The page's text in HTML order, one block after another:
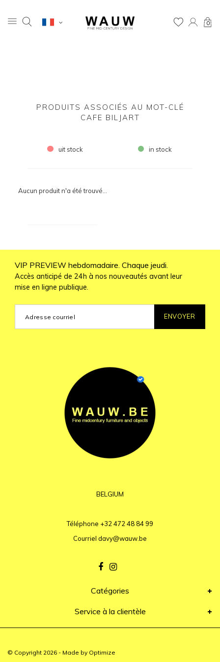
0
PRODUITS ASSOCIÉS AU MOT-CLÉ
CAFE BILJART
uit stock in stock
Aucun produit n'a été trouvé...
VIP PREVIEW hebdomadaire. Chaque jeudi.
Accès anticipé de 24h à nos nouveautés avant leur
mise en ligne publique.
ENVOYER
BELGIUM
Téléphone +32 472 48 84 99
Courriel davy@wauw.be
Catégories
Service à la clientèle
© Copyright 2026 - Made by Optimize